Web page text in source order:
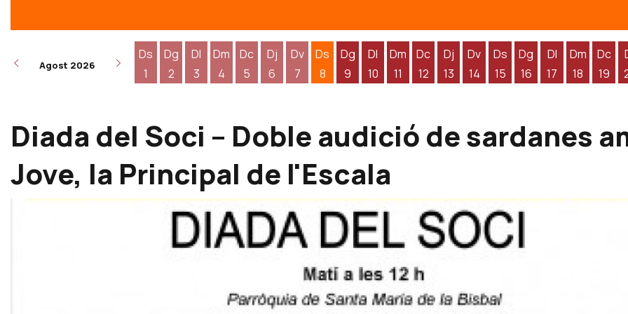
Agost 2026
Ds
1
Dg
2
Dl
3
Dm
4
Dc
5
Dj
6
Dv
7
Ds
8
Dg
9
Dl
10
Dm
11
Dc
12
Dj
13
Dv
14
Ds
15
Dg
16
Dl
17
Dm
18
Dc
19
Diada del Soci – Doble audició de sardanes
Jove, la Principal de l'Escala